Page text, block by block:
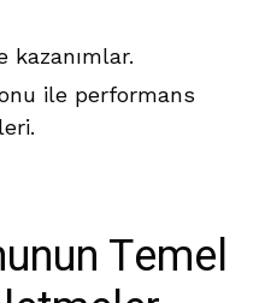
kazanımlar.
ile performans
Temel